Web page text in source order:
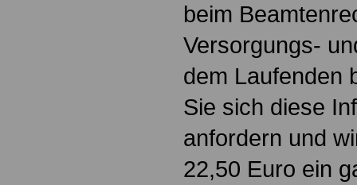
beim
Versorgungs-
dem Laufenden
Sie sich diese
anfordern und
22,50 Euro ein